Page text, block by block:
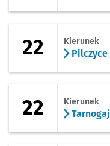
22 Kierunek
Pilczyce
22 Kierunek
Tarnogaj